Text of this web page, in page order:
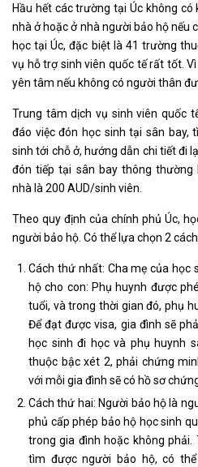
Hầu hết các trường tại Úc không có
nhà ở hoặc ở nhà người bảo hộ nếu
học tại Úc, đặc biệt là 41 trường
vụ hỗ trợ sinh viên quốc tế rất tốt.
yên tâm nếu không có người thân
Trung tâm dịch vụ sinh viên quốc
đáo việc đón học sinh tại sân bay,
sinh tới chỗ ở, hướng dẫn chi tiết đi
đón tiếp tại sân bay thông thường
nhà là 200 AUD/sinh viên.
Theo quy định của chính phủ Úc,
người bảo hộ. Có thể lựa chọn 2
Cách thứ nhất: Cha mẹ của học
hộ cho con: Phụ huynh được
tuổi, và trong thời gian đó, phụ
Để đạt được visa, gia đình sẽ
học sinh đi học và phụ huynh
thuộc bậc xét 2, phải chứng
với mỗi gia đình sẽ có hồ sơ
Cách thứ hai: Người bảo hộ là
phủ cấp phép bảo hộ học sinh
trong gia đình hoặc không
tìm được người bảo hộ, có